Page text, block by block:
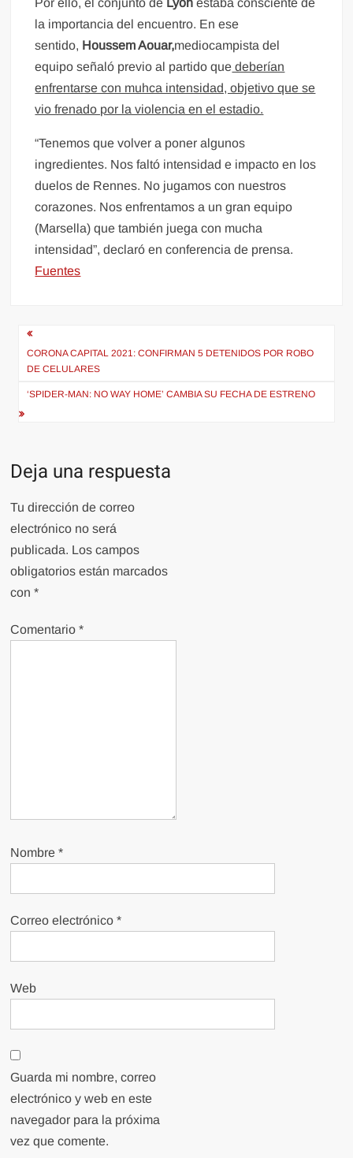
Por ello, el conjunto de Lyon estaba consciente de
la importancia del encuentro. En ese
sentido, Houssem Aouar,mediocampista del
equipo señaló previo al partido que deberían
enfrentarse con muhca intensidad, objetivo que se
vio frenado por la violencia en el estadio.
“Tenemos que volver a poner algunos
ingredientes. Nos faltó intensidad e impacto en los
duelos de Rennes. No jugamos con nuestros
corazones. Nos enfrentamos a un gran equipo
(Marsella) que también juega con mucha
intensidad”, declaró en conferencia de prensa.
Fuentes
Navegación
de
entradas
CORONA CAPITAL 2021: CONFIRMAN 5 DETENIDOS POR ROBO
DE CELULARES
‘SPIDER-MAN: NO WAY HOME’ CAMBIA SU FECHA DE ESTRENO
Deja una respuesta
Tu dirección de correo
electrónico no será
publicada. Los campos
obligatorios están marcados
con*
Comentario*
Nombre*
Correo electrónico*
Web
Guarda mi nombre, correo
electrónico y web en este
navegador para la próxima
vez que comente.